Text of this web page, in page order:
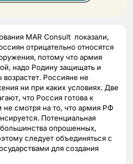
MAR Consult показали,
отрицательно относятся
потому что армия
надо Родину защищать и
возрастет. Россияне не
ни при каких условиях. Две
что Россия готова к
смотря на то, что армия РФ
Потенциальная
опрошенных,
следует объединяться с
для создания